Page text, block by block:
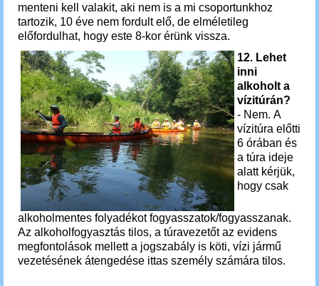
menteni kell valakit, aki nem is a mi csoportunkhoz
tartozik, 10 éve nem fordult elő, de elméletileg
előfordulhat, hogy este 8-kor érünk vissza.
12. Lehet
inni
alkoholt a
vízitúrán?
- Nem. A
vízitúra előtti
6 órában és
a túra ideje
alatt kérjük,
hogy csak
alkoholmentes folyadékot fogyasszatok/fogyasszanak.
Az alkoholfogyasztás tilos, a túravezetőt az evidens
megfontolások mellett a jogszabály is köti, vízi jármű
vezetésének átengedése ittas személy számára tilos.